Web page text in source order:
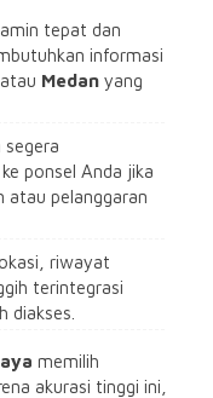
tepat dan
informasi
atau Medan yang
segera
ponsel Anda jika
atau pelanggaran
riwayat
terintegrasi
diakses.
memilih
akurasi tinggi ini,